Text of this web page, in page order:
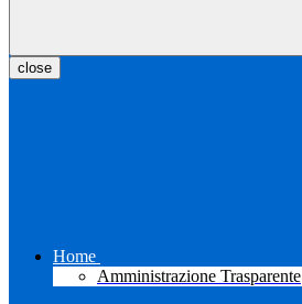
close
Home
Amministrazione Trasparente